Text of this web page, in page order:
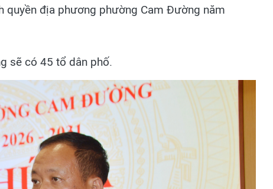
quyền địa phương phường Cam Đường năm
sẽ có 45 tổ dân phố.